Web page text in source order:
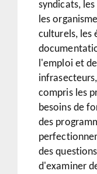
syndicats,
les
culturels, les
l'emploi et
compris les
besoins de
des
des
d'examiner